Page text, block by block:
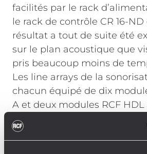
facilités par le rack
le rack de contrôle CR 16-ND
résultat a tout de suite été
sur le plan acoustique que
pris beaucoup moins de
Les line arrays de la
chacun équipé de dix
A et deux modules RCF
mis en place à l’aide d’un
levage, d’une capacité